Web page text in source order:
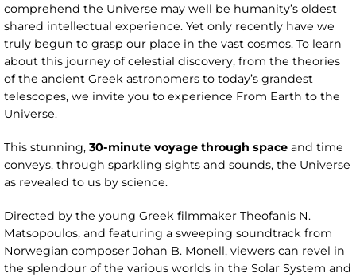
comprehend the Universe may well be humanity’s oldest
shared intellectual experience. Yet only recently have we
truly begun to grasp our place in the vast cosmos. To learn
about this journey of celestial discovery, from the theories
of the ancient Greek astronomers to today’s grandest
telescopes, we invite you to experience From Earth to the
Universe.
This stunning, 30-minute voyage through space and time
conveys, through sparkling sights and sounds, the Universe
as revealed to us by science.
Directed by the young Greek filmmaker Theofanis N.
Matsopoulos, and featuring a sweeping soundtrack from
Norwegian composer Johan B. Monell, viewers can revel in
the splendour of the various worlds in the Solar System and